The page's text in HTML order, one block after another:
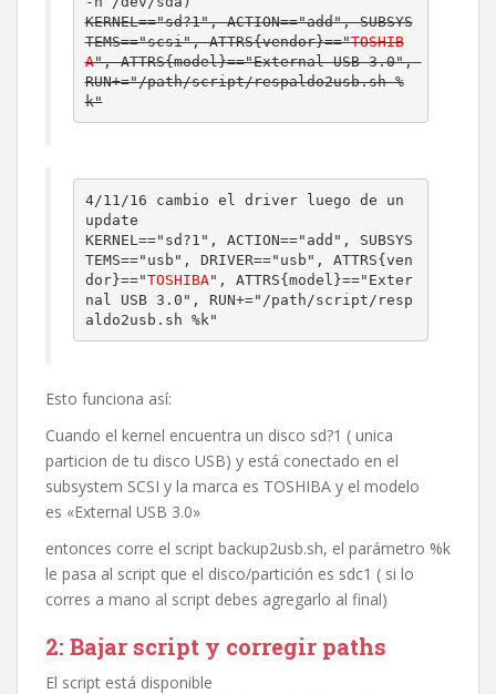
KERNEL=="sd?1", ACTION=="add", SUBSYS
TEMS=="scsi", ATTRS{vendor}=="TOSHIB
A", ATTRS{model}=="External USB 3.0",
RUN+="/path/script/respaldo2usb.sh %
k"
4/11/16 cambio el driver luego de un
update
KERNEL=="sd?1", ACTION=="add", SUBSYS
TEMS=="usb", DRIVER=="usb", ATTRS{ven
dor}=="TOSHIBA", ATTRS{model}=="Exter
nal USB 3.0", RUN+="/path/script/resp
Esto funciona así:
Cuando el kernel encuentra un disco sd?1 ( unica
particion de tu disco USB) y está conectado en el
subsystem SCSI y la marca es TOSHIBA y el modelo
es «External USB 3.0»
entonces corre el script backup2usb.sh, el parámetro %k
le pasa al script que el disco/partición es sdc1 ( si lo
corres a mano al script debes agregarlo al final)
2: Bajar script y corregir paths
El script está disponible